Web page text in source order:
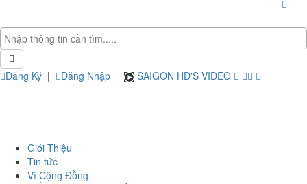
Đăng Ký | Đăng Nhập SAIGON HD'S VIDEO
Giới Thiệu
Tin tức
Vì Cộng Đồng